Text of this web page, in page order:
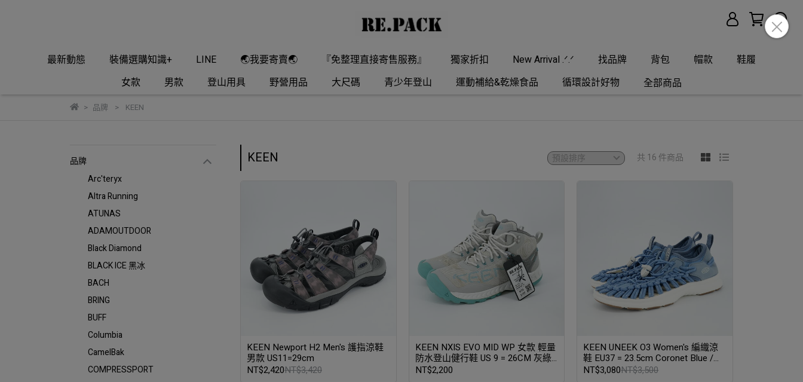
最新動態 裝備選購知識+ LINE 🌏我要寄賣🌏 『免整理直接寄售服務』 獨家折扣 New Arrival .ᐟ.ᐟ 找品牌 背包 帽款
鞋履
女款
男款 登山用具 野營用品 大尺碼 青少年登山 運動補給&乾燥食品 循環設計好物 全部商品
品牌 KEEN
品牌
Arc'teryx
Altra Running
ATUNAS
ADAMOUTDOOR
Black Diamond
BLACK ICE 黑冰
BACH
BRING
BUFF
Columbia
CamelBak
COMPRESSPORT
KEEN 共 16 件商品
KEEN Newport H2 Men's 護指涼鞋
男款 US11=29cm
NT$2,420NT$3,420
KEEN NXIS EVO MID WP 女款 輕量
防水登山健行鞋 US 9 = 26CM 灰綠
Vapor / Porcelain
NT$2,200
KEEN UNEEK O3 Women's 編織涼
鞋 EU37 = 23.5cm Coronet Blue /
Vintage Indigo (冠冕藍/復古靛藍)
NT$3,080NT$3,500